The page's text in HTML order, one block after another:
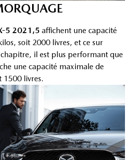
5 2021,5 affichent une capacité
soit 2000 livres, et ce sur
chapitre, il est plus performant que
une capacité maximale de
1500 livres.